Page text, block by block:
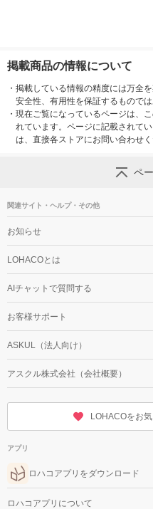
掲載商品の情報について
・ 掲載している情報の精度には万全
安全性、有用性を保証するものでは
・ 現在ご覧になっているページは、
れています。ページに記載されて
は、直接各ストアにお問い合わせく
ペ
関連サイト・ヘルプ・その他
お知らせ
LOHACOとは
AIチャットで質問する
お客様サポート
ASKUL（法人向け）
アスクル株式会社（会社概要）
LOHACOをお
アプリ
ロハコアプリをダウンロード
ロハコアプリについて